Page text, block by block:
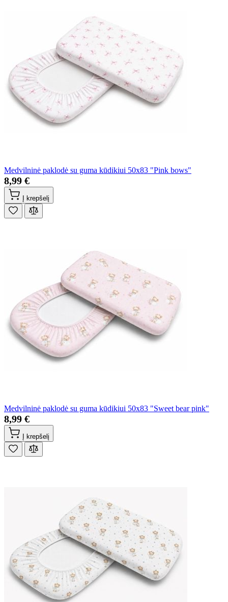
Medvilninė paklodė su guma kūdikiui 50x83 "Pink bows"
8,99 €
Į krepšelį
Medvilninė paklodė su guma kūdikiui 50x83 "Sweet bear pink"
8,99 €
Į krepšelį